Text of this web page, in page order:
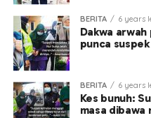
BERITA 6 years
Dakwa
punca
BERITA 6 years
Kes bunuh:
masa dibawa